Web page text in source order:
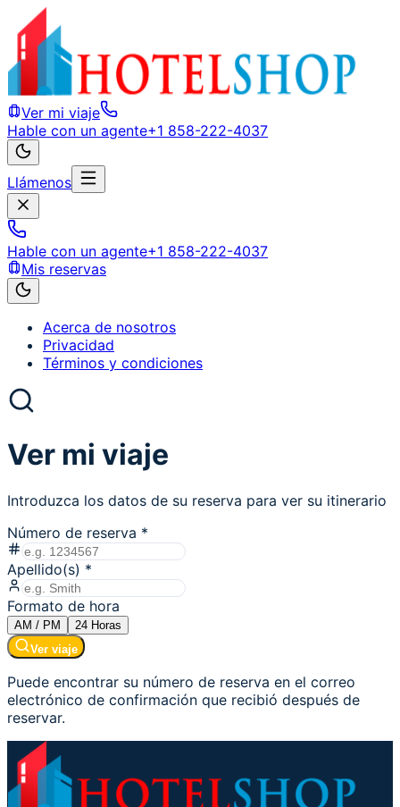
Ver mi viaje
Hable con un agente+1 858-222-4037
Llámenos
Hable con un agente+1 858-222-4037
Mis reservas
Acerca de nosotros
Privacidad
Términos y condiciones
Ver mi viaje
Introduzca los datos de su reserva para ver su itinerario
Número de reserva *
Apellido(s) *
Formato de hora
AM / PM 24 Horas
Ver viaje
Puede encontrar su número de reserva en el correo
electrónico de confirmación que recibió después de
reservar.